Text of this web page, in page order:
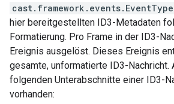
hier bereitgestellten ID3-Metadaten
Formatierung. Pro Frame in der ID3-
Ereignis ausgelöst. Dieses Ereignis
gesamte, unformatierte ID3-Nachricht.
folgenden Unterabschnitte einer ID3-
vorhanden: